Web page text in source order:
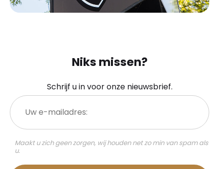
Niks missen?
Schrijf u in voor onze nieuwsbrief.
Uw
e-
mailadres:
Maakt u zich geen zorgen, wij houden net zo min van spam als
u.